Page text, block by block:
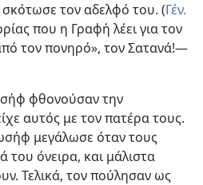
τον αδελφό του. (Γέν.
που η Γραφή λέει για τον
τον πονηρό», τον Σατανά!​—
φθονούσαν την
αυτός με τον πατέρα τους.
μεγάλωσε όταν τους
του όνειρα, και μάλιστα
Τελικά, τον πούλησαν ως